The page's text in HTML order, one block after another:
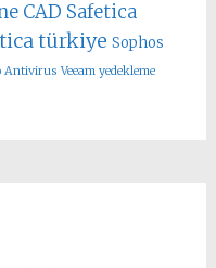
CAD Safetica
türkiye Sophos
Antivirus Veeam yedekleme